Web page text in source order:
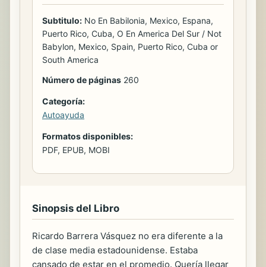
Subtitulo: No En Babilonia, Mexico, Espana,
Puerto Rico, Cuba, O En America Del Sur / Not
Babylon, Mexico, Spain, Puerto Rico, Cuba or
South America
Número de páginas 260
Categoría:
Autoayuda
Formatos disponibles:
PDF, EPUB, MOBI
Sinopsis del Libro
Ricardo Barrera Vásquez no era diferente a la
de clase media estadounidense. Estaba
cansado de estar en el promedio. Quería llegar